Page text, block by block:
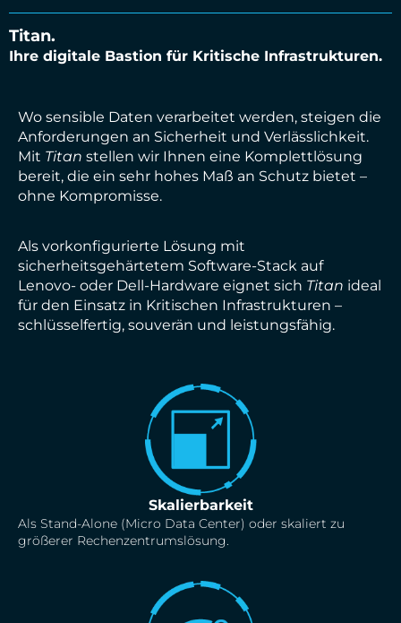
Titan.
Ihre digitale Bastion für Kritische Infrastrukturen.
Wo sensible Daten verarbeitet werden, steigen die
Anforderungen an Sicherheit und Verlässlichkeit.
Mit Titan stellen wir Ihnen eine Komplettlösung
bereit, die ein sehr hohes Maß an Schutz bietet –
ohne Kompromisse.
Als vorkonfigurierte Lösung mit
sicherheitsgehärtetem Software-Stack auf
Lenovo- oder Dell-Hardware eignet sich Titan ideal
für den Einsatz in Kritischen Infrastrukturen –
schlüsselfertig, souverän und leistungsfähig.
Skalierbarkeit
Als Stand-Alone (Micro Data Center) oder skaliert zu
größerer Rechenzentrumslösung.